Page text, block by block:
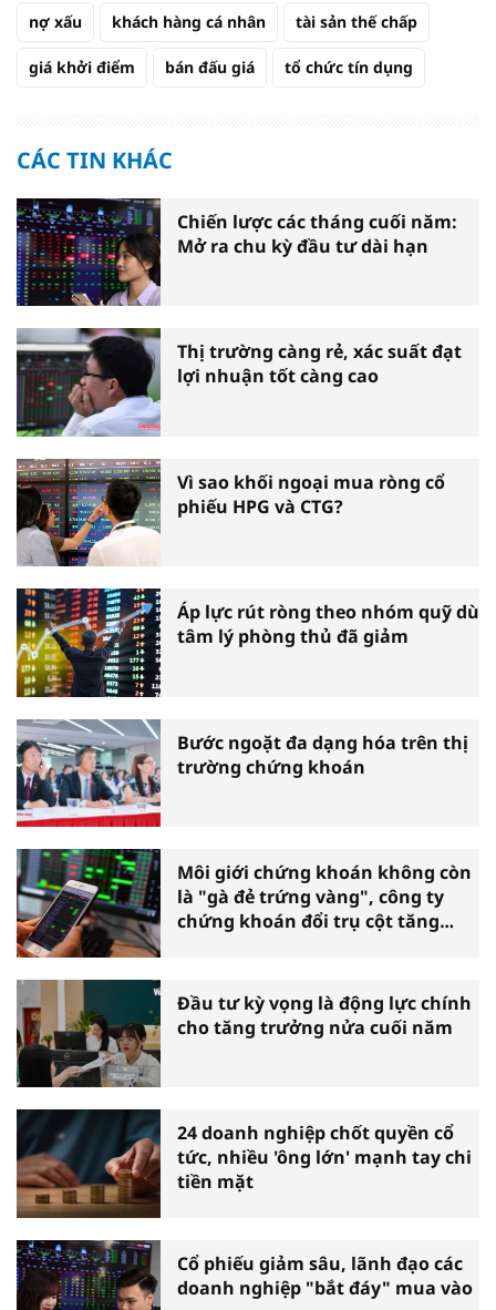
nợ xấu khách hàng cá nhân tài sản thế chấp
giá khởi điểm bán đấu giá tổ chức tín dụng
CÁC TIN KHÁC
Chiến lược các tháng cuối năm:
Mở ra chu kỳ đầu tư dài hạn
Thị trường càng rẻ, xác suất đạt
lợi nhuận tốt càng cao
Vì sao khối ngoại mua ròng cổ
phiếu HPG và CTG?
Áp lực rút ròng theo nhóm quỹ dù
tâm lý phòng thủ đã giảm
Bước ngoặt đa dạng hóa trên thị
trường chứng khoán
Môi giới chứng khoán không còn
là "gà đẻ trứng vàng", công ty
chứng khoán đổi trụ cột tăng
Đầu tư kỳ vọng là động lực chính
cho tăng trưởng nửa cuối năm
24 doanh nghiệp chốt quyền cổ
tức, nhiều 'ông lớn' mạnh tay chi
tiền mặt
Cổ phiếu giảm sâu, lãnh đạo các
doanh nghiệp "bắt đáy" mua vào